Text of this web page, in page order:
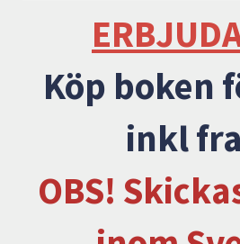
Köp boken
inkl
OBS!